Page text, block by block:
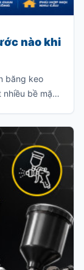
nào khi
băng keo
bề mặt
sơn văng